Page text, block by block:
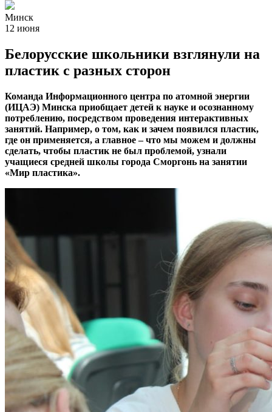
Минск
12 июня
Белорусские школьники взглянули на
пластик с разных сторон
Команда Информационного центра по атомной энергии
(ИЦАЭ) Минска приобщает детей к науке и осознанному
потреблению, посредством проведения интерактивных
занятий. Например, о том, как и зачем появился пластик,
где он применяется, а главное – что мы можем и должны
сделать, чтобы пластик не был проблемой, узнали
учащиеся средней школы города Сморгонь на занятии
«Мир пластика».